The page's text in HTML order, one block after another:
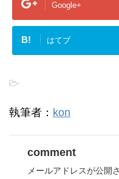
Google+
B! はてブ
-
執筆者： kon
comment
メールアドレスが公開